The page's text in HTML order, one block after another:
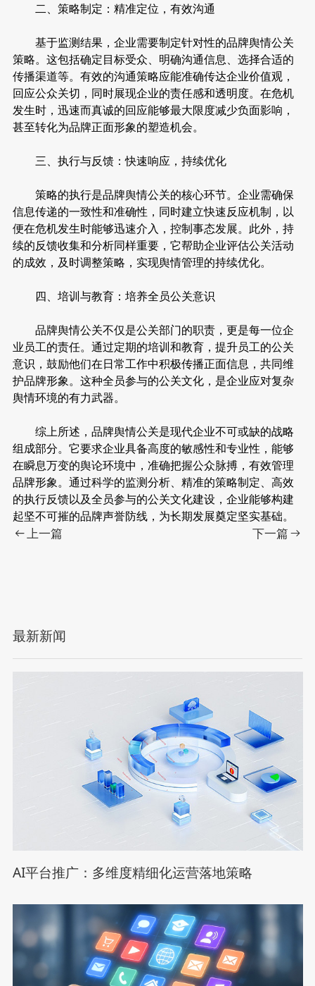
二、策略制定：精准定位，有效沟通
基于监测结果，企业需要制定针对性的品牌舆情公关
策略。这包括确定目标受众、明确沟通信息、选择合适的
传播渠道等。有效的沟通策略应能准确传达企业价值观，
回应公众关切，同时展现企业的责任感和透明度。在危机
发生时，迅速而真诚的回应能够最大限度减少负面影响，
甚至转化为品牌正面形象的塑造机会。
三、执行与反馈：快速响应，持续优化
策略的执行是品牌舆情公关的核心环节。企业需确保
信息传递的一致性和准确性，同时建立快速反应机制，以
便在危机发生时能够迅速介入，控制事态发展。此外，持
续的反馈收集和分析同样重要，它帮助企业评估公关活动
的成效，及时调整策略，实现舆情管理的持续优化。
四、培训与教育：培养全员公关意识
品牌舆情公关不仅是公关部门的职责，更是每一位企
业员工的责任。通过定期的培训和教育，提升员工的公关
意识，鼓励他们在日常工作中积极传播正面信息，共同维
护品牌形象。这种全员参与的公关文化，是企业应对复杂
舆情环境的有力武器。
综上所述，品牌舆情公关是现代企业不可或缺的战略
组成部分。它要求企业具备高度的敏感性和专业性，能够
在瞬息万变的舆论环境中，准确把握公众脉搏，有效管理
品牌形象。通过科学的监测分析、精准的策略制定、高效
的执行反馈以及全员参与的公关文化建设，企业能够构建
起坚不可摧的品牌声誉防线，为长期发展奠定坚实基础。
上一篇 下一篇
最新新闻
AI平台推广：多维度精细化运营落地策略